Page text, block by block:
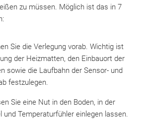
zu müssen. Möglich ist das in 7
Sie die Verlegung vorab. Wichtig ist
der Heizmatten, den Einbauort der
sowie die Laufbahn der Sensor- und
festzulegen.
Sie eine Nut in den Boden, in der
und Temperaturfühler einlegen lassen.